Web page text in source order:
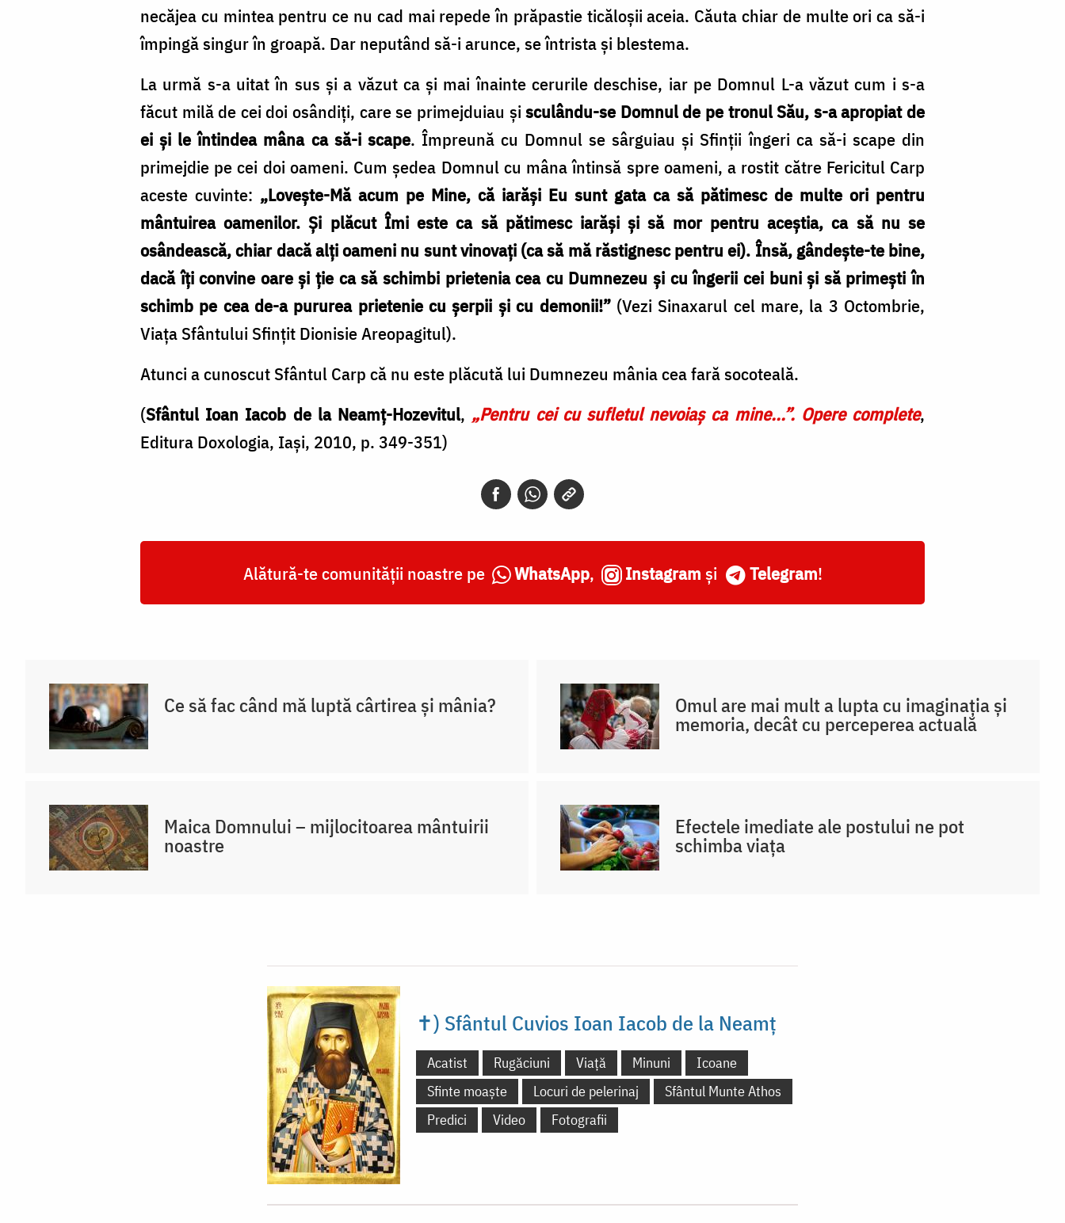
necăjea cu mintea pentru ce nu cad mai repede în prăpastie ticăloșii aceia. Căuta chiar de multe ori ca să-i
împingă singur în groapă. Dar neputând să-i arunce, se întrista și blestema.
La urmă s-a uitat în sus și a văzut ca și mai înainte cerurile deschise, iar pe Domnul L-a văzut cum i s-a
făcut milă de cei doi osândiți, care se primejduiau șisculându-se Domnul de pe tronul Său, s-a apropiat de
ei și le întindea mâna ca să-i scape. Împreună cu Domnul se sârguiau și Sfinții îngeri ca să-i scape din
primejdie pe cei doi oameni. Cum ședea Domnul cu mâna întinsă spre oameni, a rostit către Fericitul Carp
aceste cuvinte: „Lovește-Mă acum pe Mine, că iarăși Eu sunt gata ca să pătimesc de multe ori pentru
mântuirea oamenilor. Și plăcut Îmi este ca să pătimesc iarăși și să mor pentru aceștia, ca să nu se
osândească, chiar dacă alți oameni nu sunt vinovați (ca să mă răstignesc pentru ei). Însă, gândește-te bine,
dacă îți convine oare și ție ca să schimbi prietenia cea cu Dumnezeu și cu îngerii cei buni și să primești în
schimb pe cea de-a pururea prietenie cu șerpii și cu demonii!”(Vezi Sinaxarul cel mare, la 3 Octombrie,
Viața Sfântului Sfințit Dionisie Areopagitul).
Atunci a cunoscut Sfântul Carp că nu este plăcută lui Dumnezeu mânia cea fară socoteală.
(Sfântul Ioan Iacob de la Neamț-Hozevitul, „Pentru cei cu sufletul nevoiaș ca mine...”. Opere complete,
Editura Doxologia, Iași, 2010, p. 349-351)
Alătură-te comunității noastre pe WhatsApp, Instagram și Telegram!
Ce să fac când mă luptă cârtirea și mânia? Omul are mai mult a lupta cu imaginația și
memoria, decât cu perceperea actuală
Maica Domnului – mijlocitoarea mântuirii
noastre
Efectele imediate ale postului ne pot
schimba viața
✝) Sfântul Cuvios Ioan Iacob de la Neamț
Acatist Rugăciuni Viață Minuni
Icoane
Sfinte moaște
Locuri de pelerinaj
Sfântul Munte Athos
Predici
Video Fotografii